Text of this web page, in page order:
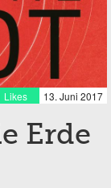
13. Juni 2017
Likes
Erde